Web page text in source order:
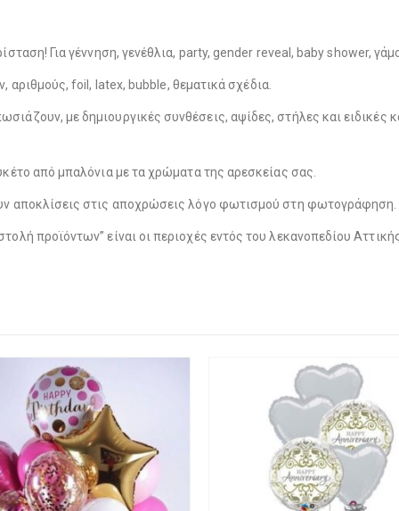
Λούτρινο Ροζ 45εκ(€37.00)
Λούτρινο Λευκό 45εκ(€37.00)
Λούτρινο Κόκκινο 35εκ (€25.00)
Λούτρινο Γαλάζιο 35εκ
Λούτρινο Γαλάζιο 45εκ(€37.00)
Για γέννηση, γενέθλια, party, gender reveal, baby shower,
αριθμούς, foil, latex, bubble, θεματικά σχέδια.
με δημιουργικές συνθέσεις, αψίδες, στήλες και ειδικές
από μπαλόνια με τα χρώματα της αρεσκείας σας.
αποκλίσεις στις αποχρώσεις λόγο φωτισμού στη φωτογράφηση.
προϊόντων” είναι οι περιοχές εντός του λεκανοπεδίου